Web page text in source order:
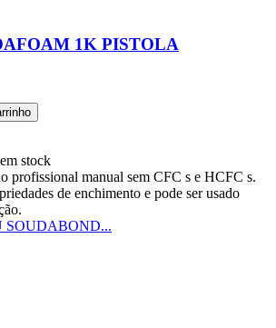
1K PISTOLA
stock
profissional manual sem CFC s e HCFC s.
de enchimento e pode ser usado